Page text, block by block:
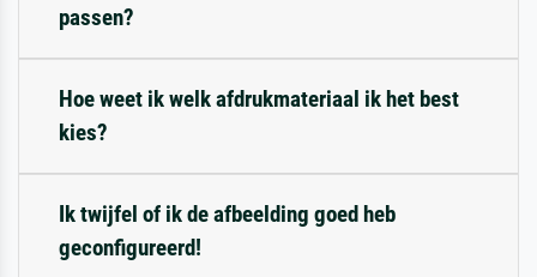
passen?
Hoe weet ik welk afdrukmateriaal ik het best
kies?
Ik twijfel of ik de afbeelding goed heb
geconfigureerd!